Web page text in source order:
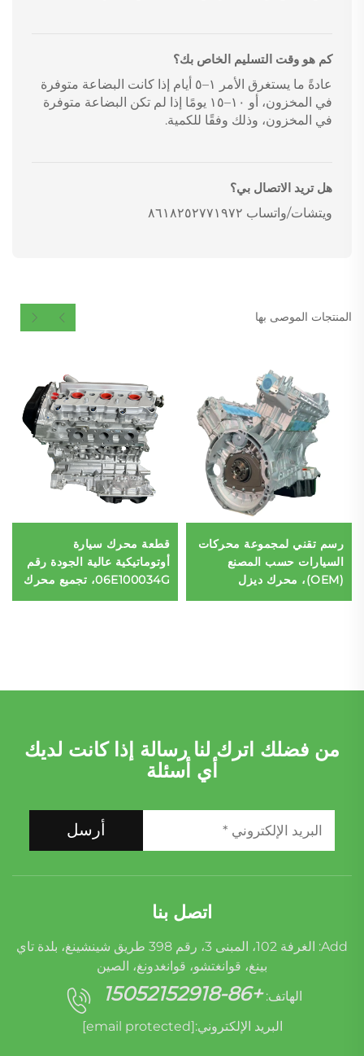
كم هو وقت التسليم الخاص بك؟
عادةً ما يستغرق الأمر ١–٥ أيام إذا كانت البضاعة متوفرة
في المخزون، أو ١٠–١٥ يومًا إذا لم تكن البضاعة متوفرة
في المخزون، وذلك وفقًا للكمية.
هل تريد الاتصال بي؟
ويتشات/واتساب ٨٦١٨٢٥٢٧٧١٩٧٢
المنتجات الموصى بها
رسم تقني لمجموعة محركات
السيارات حسب المصنع
(OEM)، محرك ديزل
مرسيدس بنز M642
قطعة محرك سيارة
أوتوماتيكية عالية الجودة رقم
06E100034G، تجميع محرك
كامل ومكتمل للتثبيت في
من فضلك اترك لنا رسالة إذا كانت لديك
أي أسئلة
أرسل
اتصل بنا
Add: الغرفة 102، المبنى 3، رقم 398 طريق شينشينغ، بلدة تاي
بينغ، قوانغتشو، قوانغدونغ، الصين
الهاتف: +86-15052152918
البريد الإلكتروني:[email protected]